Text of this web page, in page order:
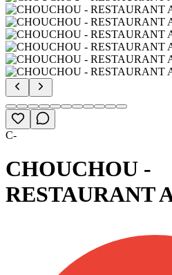
C-
CHOUCHOU -
RESTAURANT